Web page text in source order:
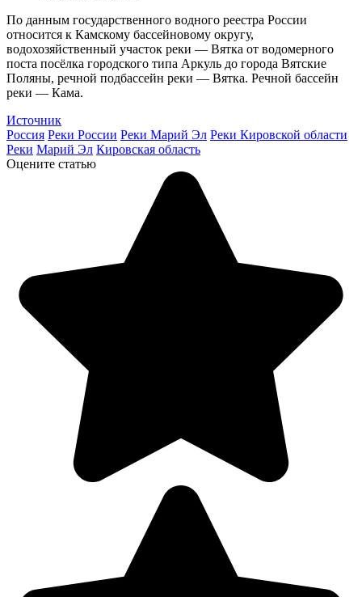
По данным государственного водного реестра России
относится к Камскому бассейновому округу,
водохозяйственный участок реки — Вятка от водомерного
поста посёлка городского типа Аркуль до города Вятские
Поляны, речной подбассейн реки — Вятка. Речной бассейн
реки — Кама.
Источник
Россия Реки России Реки Марий Эл Реки Кировской области
Реки Марий Эл Кировская область
Оцените статью